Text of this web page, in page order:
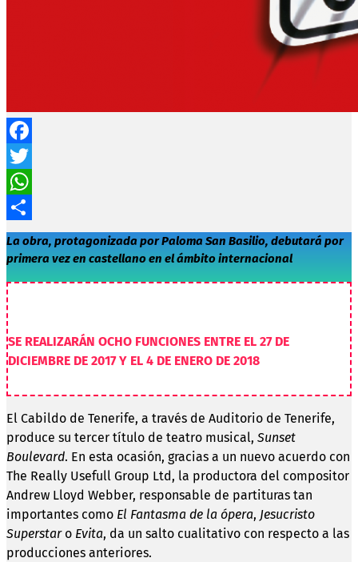
Facebook
Twitter
WhatsApp
Compartir
La obra, protagonizada por Paloma San Basilio, debutará por
primera vez en castellano en el ámbito internacional
SE REALIZARÁN OCHO FUNCIONES ENTRE EL 27 DE
DICIEMBRE DE 2017 Y EL 4 DE ENERO DE 2018
El Cabildo de Tenerife, a través de Auditorio de Tenerife,
produce su tercer título de teatro musical, Sunset
Boulevard. En esta ocasión, gracias a un nuevo acuerdo con
The Really Usefull Group Ltd, la productora del compositor
Andrew Lloyd Webber, responsable de partituras tan
importantes como El Fantasma de la ópera, Jesucristo
Superstaro Evita, da un salto cualitativo con respecto a las
producciones anteriores.